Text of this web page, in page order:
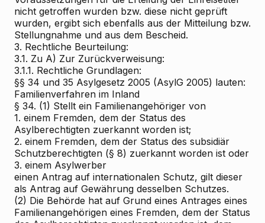
nicht getroffen wurden bzw. diese nicht geprüft
wurden, ergibt sich ebenfalls aus der Mitteilung bzw.
Stellungnahme und aus dem Bescheid.
3. Rechtliche Beurteilung:
3.1. Zu A) Zur Zurückverweisung:
3.1.1. Rechtliche Grundlagen:
§§ 34 und 35 Asylgesetz 2005 (AsylG 2005) lauten:
Familienverfahren im Inland
§ 34. (1) Stellt ein Familienangehöriger von
1. einem Fremden, dem der Status des
Asylberechtigten zuerkannt worden ist;
2. einem Fremden, dem der Status des subsidiär
Schutzberechtigten (§ 8) zuerkannt worden ist oder
3. einem Asylwerber
einen Antrag auf internationalen Schutz, gilt dieser
als Antrag auf Gewährung desselben Schutzes.
(2) Die Behörde hat auf Grund eines Antrages eines
Familienangehörigen eines Fremden, dem der Status